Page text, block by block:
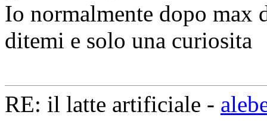
Io normalmente dopo max
ditemi e solo una curiosita
RE: il latte artificiale -